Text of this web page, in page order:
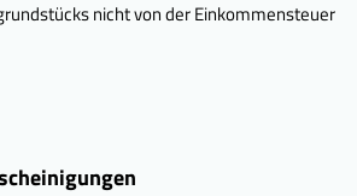
nicht von der Einkommensteuer